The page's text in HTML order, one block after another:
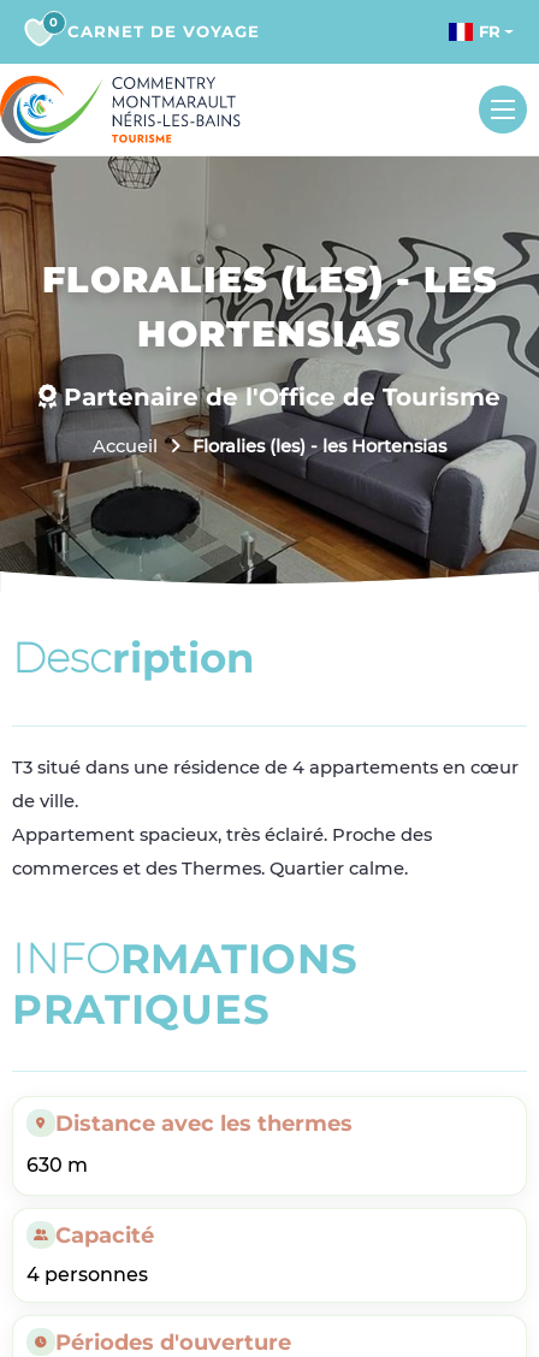
0 CARNET DE VOYAGE FR
FLORALIES (LES) - LES
HORTENSIAS
Partenaire de l'Office de Tourisme
Accueil Floralies (les) - les Hortensias
Description
T3 situé dans une résidence de 4 appartements en cœur
de ville.
Appartement spacieux, très éclairé. Proche des
commerces et des Thermes. Quartier calme.
INFORMATIONS
PRATIQUES
Distance avec les thermes
630 m
Capacité
4 personnes
Périodes d'ouverture